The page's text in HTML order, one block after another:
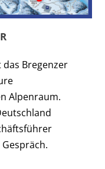
das Bregenzer
Alpenraum.